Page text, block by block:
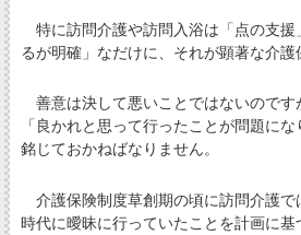
特に訪問介護や訪問入浴は「点の支援
るが明確」なだけに、それが顕著な介護
善意は決して悪いことではないのです
「良かれと思って行ったことが問題に
銘じておかねばなりません。
介護保険制度草創期の頃に訪問介護で
時代に曖昧に行っていたことを計画に基